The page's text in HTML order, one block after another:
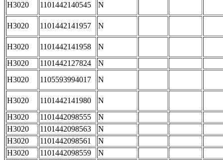
H3020 1101442140545 N
H3020 1101442141957 N
H3020 1101442141958
N
H3020
1101442127824
N
H3020
1105593994017 N
H3020 1101442141980
N
H3020
1101442098555
N
H3020
1101442098563
N
H3020
1101442098561
N
H3020
1101442098559
N